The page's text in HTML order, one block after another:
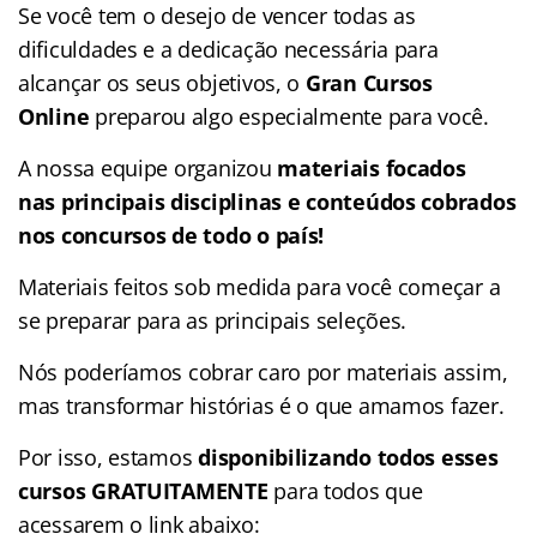
Se você tem o desejo de vencer todas as
dificuldades e a dedicação necessária para
alcançar os seus objetivos, o Gran Cursos
Online preparou algo especialmente para você.
A nossa equipe organizou materiais focados
nas principais disciplinas e conteúdos cobrados
nos concursos de todo o país!
Materiais feitos sob medida para você começar a
se preparar para as principais seleções.
Nós poderíamos cobrar caro por materiais assim,
mas transformar histórias é o que amamos fazer.
Por isso, estamos disponibilizando todos esses
cursos GRATUITAMENTE para todos que
acessarem o link abaixo: